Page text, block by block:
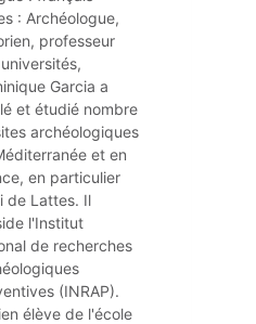
ASSISTÉE PAR
24H/24
: Archéologue,
professeur
Garcia a
et étudié nombre
archéologiques
et en
en particulier
de Lattes. Il
l'Institut
de recherches
(INRAP).
élève de l'école